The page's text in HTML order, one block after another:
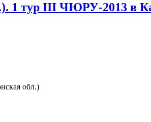
тур III ЧЮРУ-2013 в
обл.)